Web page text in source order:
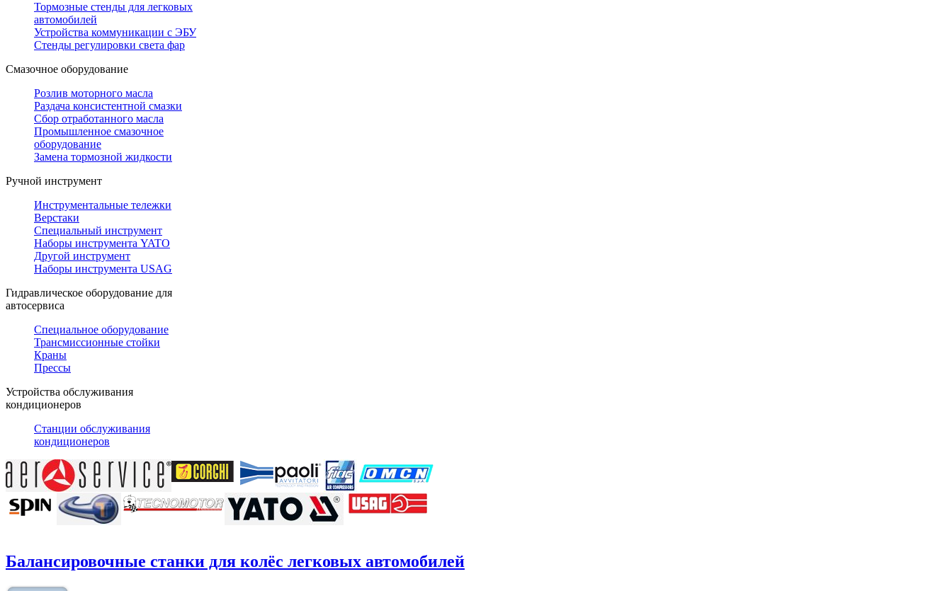
Тормозные стенды для легковых
автомобилей
Устройства коммуникации с ЭБУ
Стенды регулировки света фар
Смазочное оборудование
Розлив моторного масла
Раздача консистентной смазки
Сбор отработанного масла
Промышленное смазочное
оборудование
Замена тормозной жидкости
Ручной инструмент
Инструментальные тележки
Верстаки
Специальный инструмент
Наборы инструмента YATO
Другой инструмент
Наборы инструмента USAG
Гидравлическое оборудование для
автосервиса
Специальное оборудование
Трансмиссионные стойки
Краны
Прессы
Устройства обслуживания
кондиционеров
Станции обслуживания
кондиционеров
Балансировочные станки для колёс легковых автомобилей